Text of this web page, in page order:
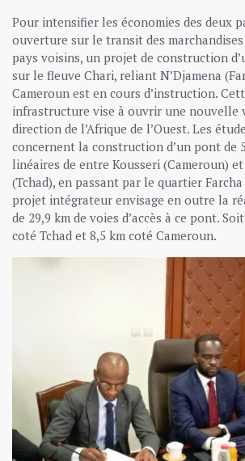
Pour intensifier les économies des deux
ouverture sur le transit des
pays voisins, un projet de construction
sur le fleuve Chari, reliant N’Djamena
Cameroun est en cours d’instruction.
infrastructure vise à ouvrir une nouvelle
direction de l’Afrique de l’Ouest. Les
concernent la construction d’un pont de
linéaires de entre Kousseri (Cameroun) et
(Tchad), en passant par le quartier Farcha
projet intégrateur envisage en outre la
de 29,9 km de voies d’accès à ce pont.
coté Tchad et 8,5 km coté Cameroun.